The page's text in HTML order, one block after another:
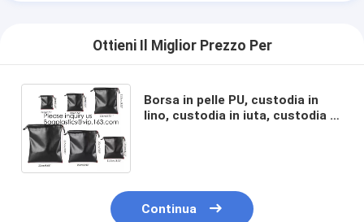
Ottieni Il Miglior Prezzo Per
Borsa in pelle PU, custodia in
lino, custodia in iuta, custodia in
Continua